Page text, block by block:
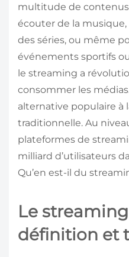
multitude de
écouter de la
des séries, ou même
événements sportifs
le streaming a
consommer les
alternative populaire à
traditionnelle. Au
plateformes de
milliard d’utilisateurs
Qu’en est-il du
Le
définition et